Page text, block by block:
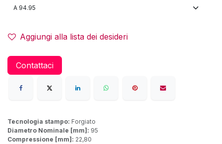
Aggiungi alla lista dei desideri
Contattaci
Tecnologia stampo: Forgiato
Diametro Nominale [mm]: 95
Compressione [mm]: 22,80